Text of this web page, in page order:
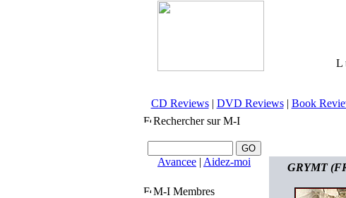
L
CD Reviews| DVD Reviews| Book
Rechercher sur M-I
Avancee | Aidez-moi
M-I Membres
GRYMT